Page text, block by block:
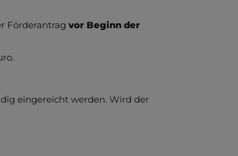
Förderantrag vor Beginn der
eingereicht werden. Wird der